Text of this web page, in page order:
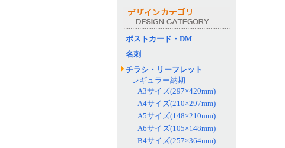
ポストカード・DM
名刺
チラシ・リーフレット
レギュラー納期
A3サイズ(297×420mm)
A4サイズ(210×297mm)
A5サイズ(148×210mm)
A6サイズ(105×148mm)
B4サイズ(257×364mm)